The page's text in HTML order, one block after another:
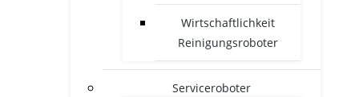
Wirtschaftlichkeit
Reinigungsroboter
Serviceroboter